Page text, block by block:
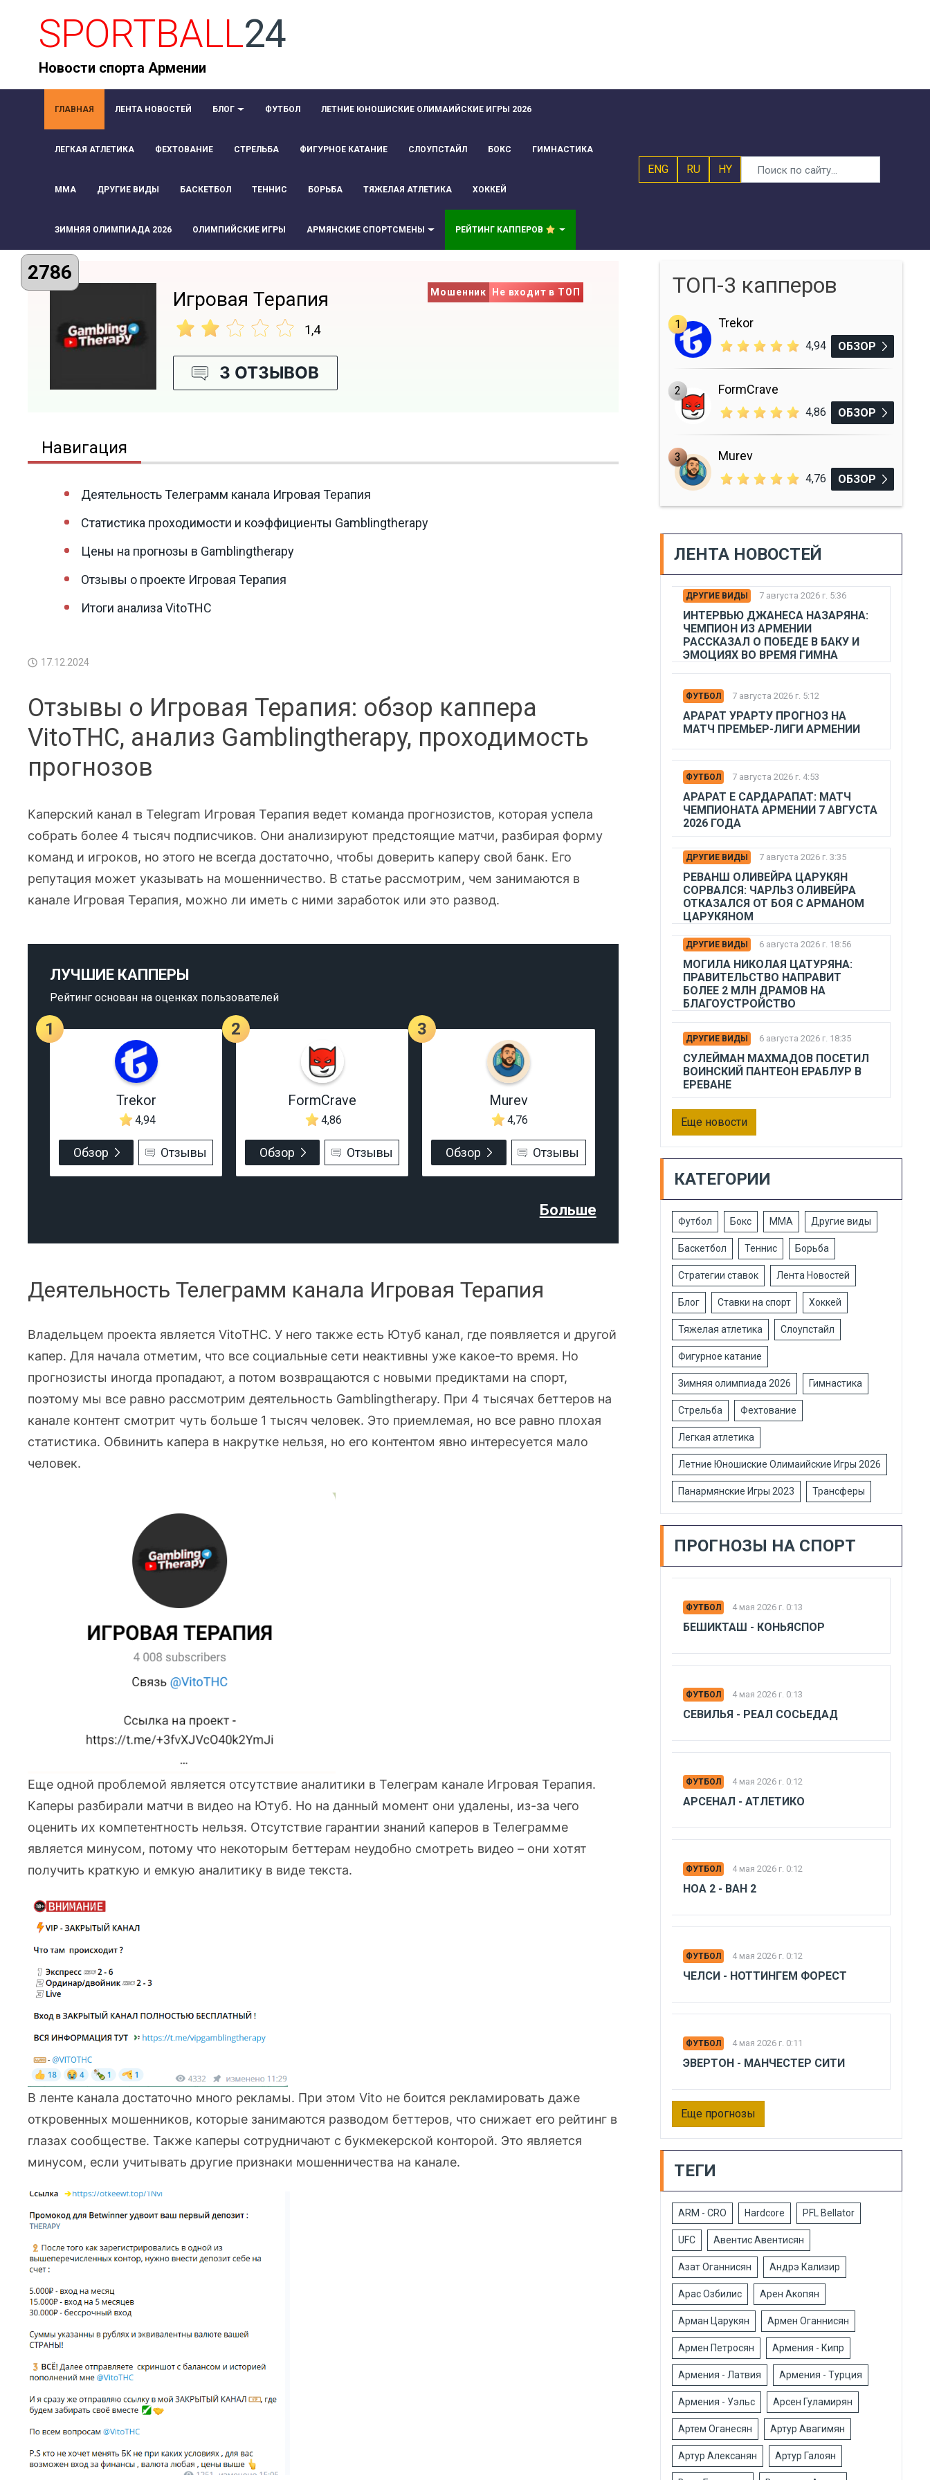
SPORTBALL24
Новости спорта Армении
ГЛАВНАЯ ЛЕНТА НОВОСТЕЙ БЛОГ ФУТБОЛ ЛЕТНИЕ ЮНОШИСКИЕ ОЛИМАИЙСКИЕ ИГРЫ 2026
ЛЕГКАЯ АТЛЕТИКА ФЕХТОВАНИЕ СТРЕЛЬБА ФИГУРНОЕ КАТАНИЕ СЛОУПСТАЙЛ БОКС ГИМНАСТИКА
ММА ДРУГИЕ ВИДЫ БАСКЕТБОЛ ТЕННИС БОРЬБА ТЯЖЕЛАЯ АТЛЕТИКА ХОККЕЙ
ЗИМНЯЯ ОЛИМПИАДА 2026 ОЛИМПИЙСКИЕ ИГРЫ АРМЯНСКИЕ СПОРТСМЕНЫ РЕЙТИНГ КАППЕРОВ
ENG RU HY
2786
Игровая Терапия
1,4
Мошенник Не входит в ТОП
3 ОТЗЫВОВ
Навигация
Деятельность Телеграмм канала Игровая Терапия
Статистика проходимости и коэффициенты Gamblingtherapy
Цены на прогнозы в Gamblingtherapy
Отзывы о проекте Игровая Терапия
Итоги анализа VitoTHC
17.12.2024
Отзывы о Игровая Терапия: обзор каппера
VitoTHC, анализ Gamblingtherapy, проходимость
прогнозов
Каперский канал в Telegram Игровая Терапия ведет команда прогнозистов, которая успела
собрать более 4 тысяч подписчиков. Они анализируют предстоящие матчи, разбирая форму
команд и игроков, но этого не всегда достаточно, чтобы доверить каперу свой банк. Его
репутация может указывать на мошенничество. В статье рассмотрим, чем занимаются в
канале Игровая Терапия, можно ли иметь с ними заработок или это развод.
ЛУЧШИЕ КАППЕРЫ
Рейтинг основан на оценках пользователей
1
Trekor
4,94
Обзор Отзывы
2
FormCrave
4,86
Обзор Отзывы
3
Murev
4,76
Обзор Отзывы
Больше
Деятельность Телеграмм канала Игровая Терапия
Владельцем проекта является VitoTHC. У него также есть Ютуб канал, где появляется и другой
капер. Для начала отметим, что все социальные сети неактивны уже какое-то время. Но
прогнозисты иногда пропадают, а потом возвращаются с новыми предиктами на спорт,
поэтому мы все равно рассмотрим деятельность Gamblingtherapy. При 4 тысячах беттеров на
канале контент смотрит чуть больше 1 тысяч человек. Это приемлемая, но все равно плохая
статистика. Обвинить капера в накрутке нельзя, но его контентом явно интересуется мало
человек.
Еще одной проблемой является отсутствие аналитики в Телеграм канале Игровая Терапия.
Каперы разбирали матчи в видео на Ютуб. Но на данный момент они удалены, из-за чего
оценить их компетентность нельзя. Отсутствие гарантии знаний каперов в Телеграмме
является минусом, потому что некоторым беттерам неудобно смотреть видео – они хотят
получить краткую и емкую аналитику в виде текста.
В ленте канала достаточно много рекламы. При этом Vito не боится рекламировать даже
откровенных мошенников, которые занимаются разводом беттеров, что снижает его рейтинг в
глазах сообществе. Также каперы сотрудничают с букмекерской конторой. Это является
минусом, если учитывать другие признаки мошенничества на канале.
ТОП-3 капперов
1 Trekor
4,94 ОБЗОР
2 FormCrave
4,86 ОБЗОР
3 Murev
4,76 ОБЗОР
ЛЕНТА НОВОСТЕЙ
ДРУГИЕ ВИДЫ 7 августа 2026 г. 5:36
ИНТЕРВЬЮ ДЖАНЕСА НАЗАРЯНА:
ЧЕМПИОН ИЗ АРМЕНИИ
РАССКАЗАЛ О ПОБЕДЕ В БАКУ И
ЭМОЦИЯХ ВО ВРЕМЯ ГИМНА
ФУТБОЛ 7 августа 2026 г. 5:12
АРАРАТ УРАРТУ ПРОГНОЗ НА
МАТЧ ПРЕМЬЕР-ЛИГИ АРМЕНИИ
ФУТБОЛ 7 августа 2026 г. 4:53
АРАРАТ Е САРДАРАПАТ: МАТЧ
ЧЕМПИОНАТА АРМЕНИИ 7 АВГУСТА
2026 ГОДА
ДРУГИЕ ВИДЫ 7 августа 2026 г. 3:35
РЕВАНШ ОЛИВЕЙРА ЦАРУКЯН
СОРВАЛСЯ: ЧАРЛЬЗ ОЛИВЕЙРА
ОТКАЗАЛСЯ ОТ БОЯ С АРМАНОМ
ЦАРУКЯНОМ
ДРУГИЕ ВИДЫ 6 августа 2026 г. 18:56
МОГИЛА НИКОЛАЯ ЦАТУРЯНА:
ПРАВИТЕЛЬСТВО НАПРАВИТ
БОЛЕЕ 2 МЛН ДРАМОВ НА
БЛАГОУСТРОЙСТВО
ДРУГИЕ ВИДЫ 6 августа 2026 г. 18:35
СУЛЕЙМАН МАХМАДОВ ПОСЕТИЛ
ВОИНСКИЙ ПАНТЕОН ЕРАБЛУР В
ЕРЕВАНЕ
Еще новости
КАТЕГОРИИ
Футбол Бокс ММА Другие виды
Баскетбол Теннис Борьба
Стратегии ставок Лента Новостей
Блог Ставки на спорт Хоккей
Тяжелая атлетика Слоупстайл
Фигурное катание
Зимняя олимпиада 2026 Гимнастика
Стрельба Фехтование
Легкая атлетика
Летние Юношиские Олимаийские Игры 2026
Панармянские Игры 2023 Трансферы
ПРОГНОЗЫ НА СПОРТ
ФУТБОЛ 4 мая 2026 г. 0:13
БЕШИКТАШ - КОНЬЯСПОР
ФУТБОЛ 4 мая 2026 г. 0:13
СЕВИЛЬЯ - РЕАЛ СОСЬЕДАД
ФУТБОЛ 4 мая 2026 г. 0:12
АРСЕНАЛ - АТЛЕТИКО
ФУТБОЛ 4 мая 2026 г. 0:12
НОА 2 - ВАН 2
ФУТБОЛ 4 мая 2026 г. 0:12
ЧЕЛСИ - НОТТИНГЕМ ФОРЕСТ
ФУТБОЛ 4 мая 2026 г. 0:11
ЭВЕРТОН - МАНЧЕСТЕР СИТИ
Еще прогнозы
ТЕГИ
ARM - CRO Hardcore PFL Bellator
UFC Авентис Авентисян
Азат Оганнисян Андрэ Кализир
Арас Озбилис Арен Акопян
Арман Царукян Армен Оганнисян
Армен Петросян Армения - Кипр
Армения - Латвия Армения - Турция
Армения - Уэльс Арсен Гуламирян
Артем Оганесян Артур Авагимян
Артур Алексанян Артур Галоян